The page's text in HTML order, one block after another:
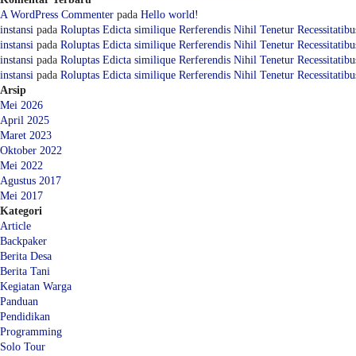
A WordPress Commenter pada Hello world!
instansi pada Roluptas Edicta similique Rerferendis Nihil Tenetur
instansi pada Roluptas Edicta similique Rerferendis Nihil Tenetur
instansi pada Roluptas Edicta similique Rerferendis Nihil Tenetur
instansi pada Roluptas Edicta similique Rerferendis Nihil Tenetur
Arsip
Mei 2026
April 2025
Maret 2023
Oktober 2022
Mei 2022
Agustus 2017
Mei 2017
Kategori
Article
Backpaker
Berita Desa
Berita Tani
Kegiatan Warga
Panduan
Pendidikan
Programming
Solo Tour